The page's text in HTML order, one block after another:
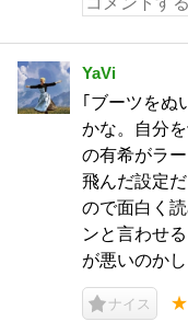
YaVi
｢ブーツをぬ
かな。自分
の有希がラ
飛んだ設定
ので面白く
ンと言わせ
が悪いのかし
ナイス